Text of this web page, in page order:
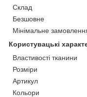
Склад
Безшовне
Мінімальне
Користувацькі
Властивості тканини
Розміри
Артикул
Кольори